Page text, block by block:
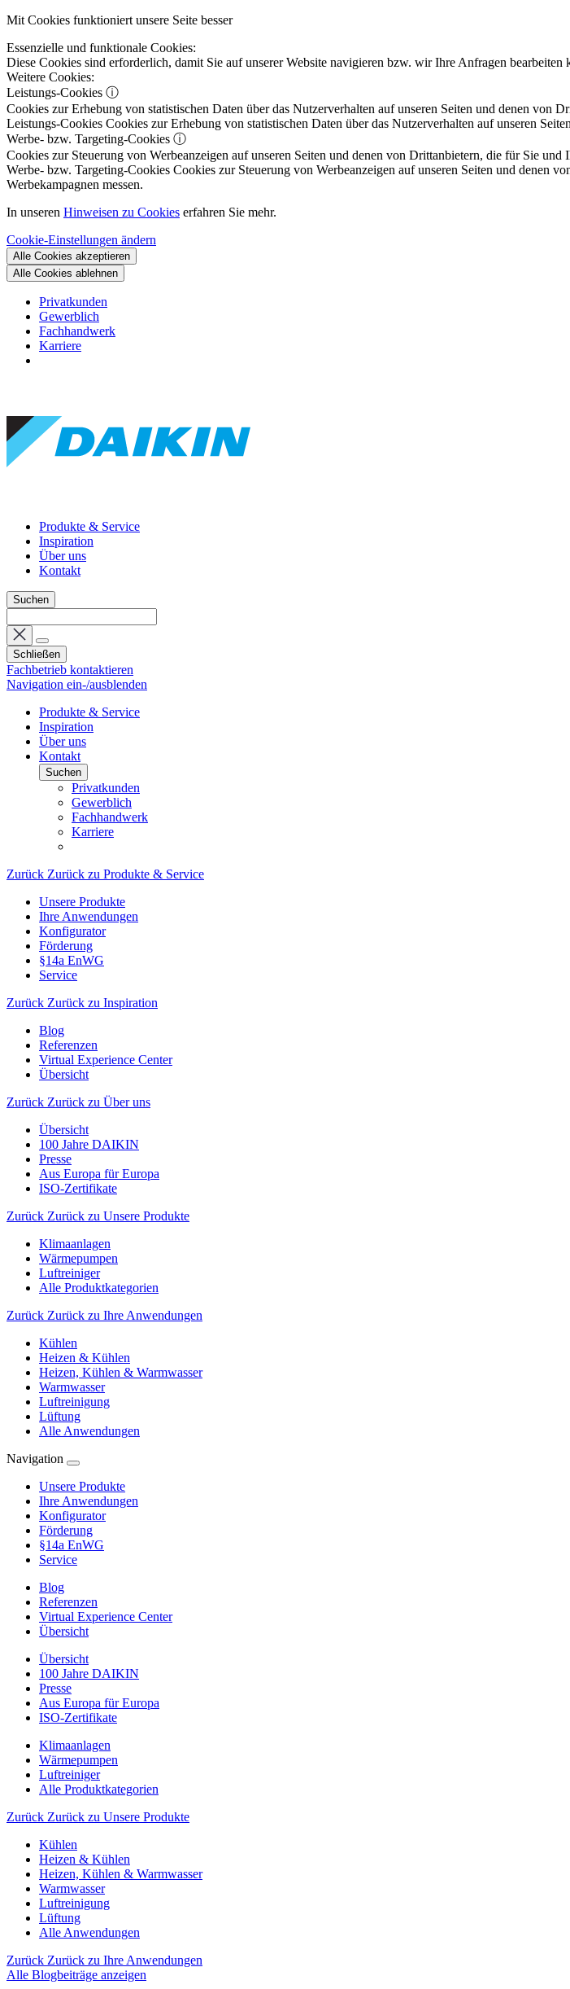
Mit Cookies funktioniert unsere Seite besser
Essenzielle und funktionale Cookies:
Diese Cookies sind erforderlich, damit Sie auf unserer Website navigieren bzw. wir Ihre Anfragen bearbeiten
Weitere Cookies:
Leistungs-Cookies ⓘ
Cookies zur Erhebung von statistischen Daten über das Nutzerverhalten auf unseren Seiten und denen von
Leistungs-Cookies Cookies zur Erhebung von statistischen Daten über das Nutzerverhalten auf unseren
Werbe- bzw. Targeting-Cookies ⓘ
Cookies zur Steuerung von Werbeanzeigen auf unseren Seiten und denen von Drittanbietern, die für Sie
Werbe- bzw. Targeting-Cookies Cookies zur Steuerung von Werbeanzeigen auf unseren Seiten und denen
Werbekampagnen messen.
In unseren Hinweisen zu Cookies erfahren Sie mehr.
Cookie-Einstellungen ändern
Alle Cookies akzeptieren
Alle Cookies ablehnen
Privatkunden
Gewerblich
Fachhandwerk
Karriere
Produkte & Service
Inspiration
Über uns
Kontakt
Suchen
Schließen
Fachbetrieb kontaktieren
Navigation ein-/ausblenden
Produkte & Service
Inspiration
Über uns
Kontakt
Suchen
Privatkunden
Gewerblich
Fachhandwerk
Karriere
Zurück Zurück zu Produkte & Service
Unsere Produkte
Ihre Anwendungen
Konfigurator
Förderung
§14a EnWG
Service
Zurück Zurück zu Inspiration
Blog
Referenzen
Virtual Experience Center
Übersicht
Zurück Zurück zu Über uns
Übersicht
100 Jahre DAIKIN
Presse
Aus Europa für Europa
ISO-Zertifikate
Zurück Zurück zu Unsere Produkte
Klimaanlagen
Wärmepumpen
Luftreiniger
Alle Produktkategorien
Zurück Zurück zu Ihre Anwendungen
Kühlen
Heizen & Kühlen
Heizen, Kühlen & Warmwasser
Warmwasser
Luftreinigung
Lüftung
Alle Anwendungen
Navigation
Unsere Produkte
Ihre Anwendungen
Konfigurator
Förderung
§14a EnWG
Service
Blog
Referenzen
Virtual Experience Center
Übersicht
Übersicht
100 Jahre DAIKIN
Presse
Aus Europa für Europa
ISO-Zertifikate
Klimaanlagen
Wärmepumpen
Luftreiniger
Alle Produktkategorien
Zurück Zurück zu Unsere Produkte
Kühlen
Heizen & Kühlen
Heizen, Kühlen & Warmwasser
Warmwasser
Luftreinigung
Lüftung
Alle Anwendungen
Zurück Zurück zu Ihre Anwendungen
Alle Blogbeiträge anzeigen